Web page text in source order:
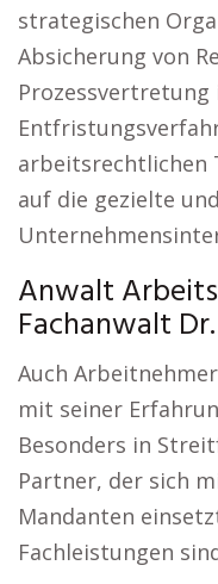
strategischen
Absicherung von
Prozessvertretung
arbeitsrechtlichen
auf die gezielte
Anwalt
Fachanwalt
Auch
mit seiner
Besonders in
Partner, der sich
Mandanten
Fachleistungen